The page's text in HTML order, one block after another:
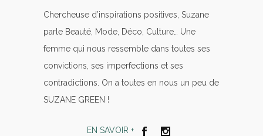
Chercheuse d’inspirations positives, Suzane
parle Beauté, Mode, Déco, Culture… Une
femme qui nous ressemble dans toutes ses
convictions, ses imperfections et ses
contradictions. On a toutes en nous un peu de
SUZANE GREEN !
EN SAVOIR +